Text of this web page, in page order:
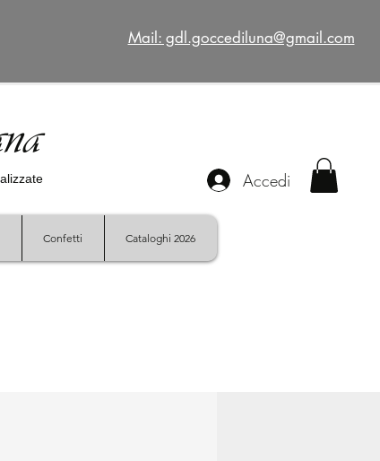
Mail: gdl.goccediluna@gmail.com
Confetti Cataloghi 2026
Accedi